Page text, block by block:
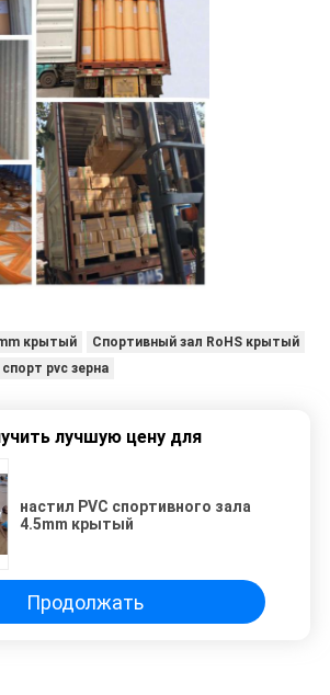
крытый
Спортивный зал RoHS крытый
pvc зерна
лучшую цену для
настил PVC спортивного зала
4.5mm крытый
Продолжать